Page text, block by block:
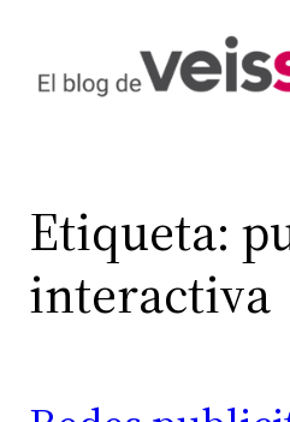
contenido
Etiqueta:
interactiva